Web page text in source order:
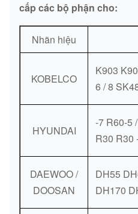
CẢM BIẾN
NƯỚC
NƯỚC
CẢM BIẾN
MẠNG
5/6
CÁCH
MẠNG
cấp các bộ phận cho:
Nhãn hiệu
KOBELCO
K903
6 / 8
HYUNDAI
-7 R60-5
R30 R30
DAEWOO /
DOOSAN
DH55
DH170